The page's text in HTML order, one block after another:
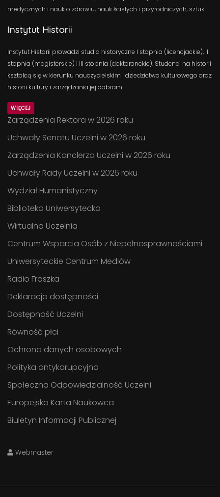
medycznych i nauk o zdrowiu, nauk ścisłych i przyrodniczych, sztuki
Instytut Historii
Instytut Historii prowadzi studia historyczne I stopnia (licencjackie), II
stopnia (magisterskie) i III stopnia (doktoranckie). Studenci na historii
kształcą się w kierunku nauczycielskim i dziedzictwa kulturowego oraz
historii kultury i zarządzania jej dobrami.
WIĘCEJ
Zarządzenia Rektora w 2026 roku
Uchwały Senatu Uczelni w 2026 roku
Zarządzenia Kanclerza Uczelni w 2026 roku
Uchwały Rady Uczelni w 2026 roku
Wydział Humanistyczny
Biblioteka Uniwersytecka
Wirtualna Uczelnia
Centrum Wsparcia Osób z Niepełnosprawnościami
Uniwersyteckie Centrum Mediów
Radio Fraszka
Deklaracja dostępności
Dostępność Uczelni
Równość płci
Ochrona danych osobowych
Polityka antykorupcyjna
Społeczna Odpowiedzialność Uczelni
Europejska Karta Naukowca
Biuletyn Informacji Publicznej
Webmaster